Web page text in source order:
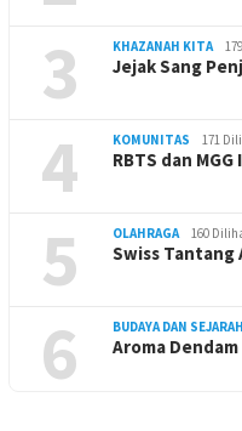
3 KHAZANAH KITA
Jejak Sang
4 KOMUNITAS 171
RBTS dan
5 OLAHRAGA 160
Swiss
6 BUDAYA DAN SEJARAH
Aroma